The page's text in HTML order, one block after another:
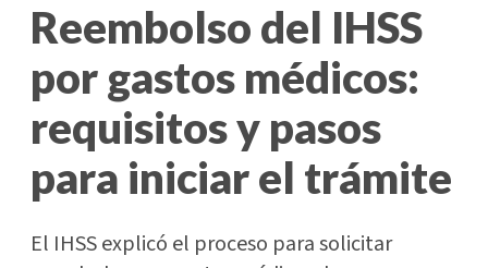
Reembolso del IHSS
por gastos médicos:
requisitos y pasos
para iniciar el trámite
El IHSS explicó el proceso para solicitar